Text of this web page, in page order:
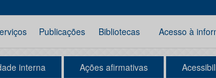
Publicações Bibliotecas Acesso à
interna Ações afirmativas